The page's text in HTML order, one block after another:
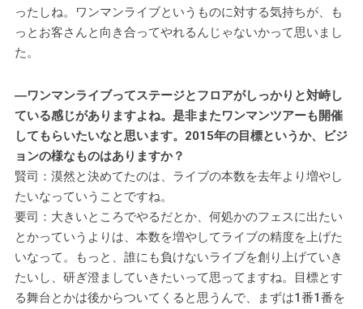
ったしね。ワンマンライブというものに対する気持ちが、も
っとお客さんと向き合ってやれるんじゃないかって思いまし
た。
―ワンマンライブってステージとフロアがしっかりと対峙し
ている感じがありますよね。是非またワンマンツアーも開催
してもらいたいなと思います。2015年の目標というか、ビジ
ョンの様なものはありますか？
賢司：漠然と決めてたのは、ライブの本数を去年より増やし
たいなっていうことですね。
要司：大きいところでやるだとか、何処かのフェスに出たい
とかっていうよりは、本数を増やしてライブの精度を上げた
いなって。もっと、誰にも負けないライブを創り上げていき
たいし、研ぎ澄ましていきたいって思ってますね。目標とす
る舞台とかは後からついてくると思うんで、まずは1番1番を